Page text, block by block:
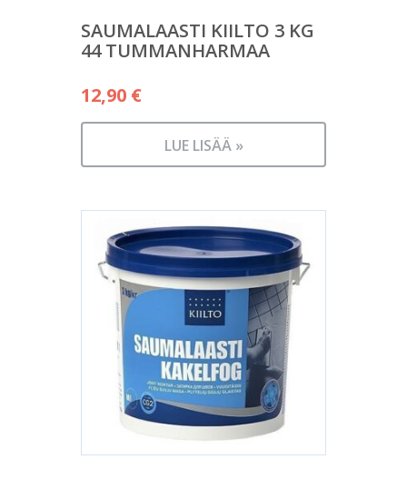
SAUMALAASTI KIILTO 3 KG
44 TUMMANHARMAA
12,90 €
LUE LISÄÄ »